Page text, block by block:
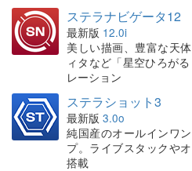
ステラナビゲータ12
最新版 12.0i
美しい描画、豊富な天
ィタなど「星空ひろが
レーション
ステラショット3
最新版 3.0o
純国産のオールインワ
プ。ライブスタックや
搭載